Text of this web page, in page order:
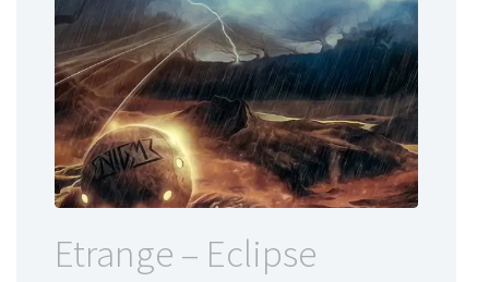
Etrange – Eclipse